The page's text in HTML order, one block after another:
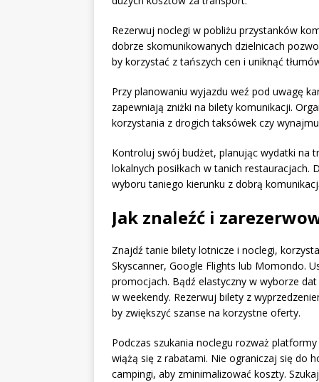
Rezerwuj noclegi w pobliżu przystanków
dobrze skomunikowanych dzielnicach
by korzystać z tańszych cen i uniknąć
Przy planowaniu wyjazdu weź pod uwagę
zapewniają zniżki na bilety komunikacji.
korzystania z drogich taksówek czy
Kontroluj swój budżet, planując wydatki na
lokalnych posiłkach w tanich
wyboru taniego kierunku z dobrą
Jak znaleźć i
Znajdź tanie bilety lotnicze i noclegi,
Skyscanner, Google Flights lub Momondo.
promocjach. Bądź elastyczny w wyborze
w weekendy. Rezerwuj bilety z
by zwiększyć szanse na korzystne oferty.
Podczas szukania noclegu rozważ
wiążą się z rabatami. Nie ograniczaj się do
campingi, aby zminimalizować koszty.